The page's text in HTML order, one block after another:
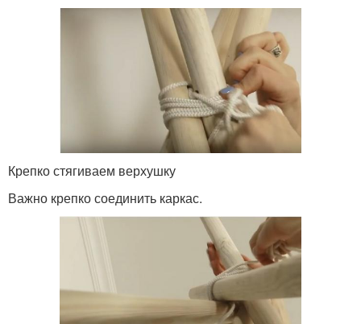
Крепко стягиваем верхушку
Важно крепко соединить каркас.